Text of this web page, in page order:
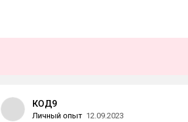
КОД9
Личный опыт 12.09.2023